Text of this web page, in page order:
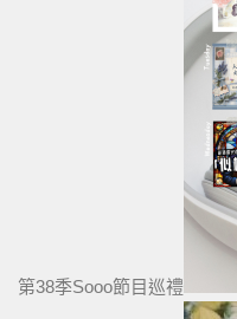
第38季Sooo節目巡禮